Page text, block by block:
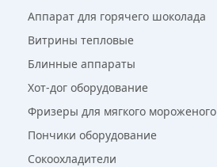
Аппарат для горячего шоколада
Витрины тепловые
Блинные аппараты
Хот-дог оборудование
Фризеры для мягкого мороженого
Пончики оборудование
Сокоохладители